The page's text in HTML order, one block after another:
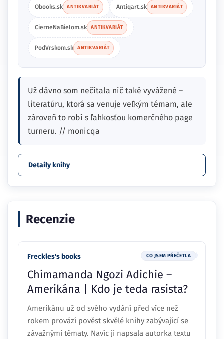
Obooks.sk ANTIKVARIÁT Antiqart.sk ANTIKVARIÁT
CierneNaBielom.sk ANTIKVARIÁT
PodVrskom.sk ANTIKVARIÁT
Už dávno som nečítala nič také vyvážené –
literatúru, ktorá sa venuje veľkým témam, ale
zároveň to robí s ľahkosťou komerčného page
turneru. // monicqa
Detaily knihy
Recenzie
Freckles's books CO JSEM PŘEČETLA
Chimamanda Ngozi Adichie –
Amerikána | Kdo je teda rasista?
Amerikánu už od svého vydání před více než
rokem provází pověst skvělé knihy zabývající se
závažnými tématy. Navíc ji napsala autorka textu